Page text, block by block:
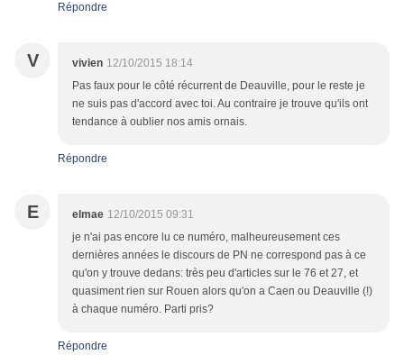
Répondre
V vivien 12/10/2015 18:14
Pas faux pour le côté récurrent de Deauville, pour le reste je
ne suis pas d'accord avec toi. Au contraire je trouve qu'ils ont
tendance à oublier nos amis ornais.
Répondre
E elmae 12/10/2015 09:31
je n'ai pas encore lu ce numéro, malheureusement ces
dernières années le discours de PN ne correspond pas à ce
qu'on y trouve dedans: très peu d'articles sur le 76 et 27, et
quasiment rien sur Rouen alors qu'on a Caen ou Deauville (!)
à chaque numéro. Parti pris?
Répondre